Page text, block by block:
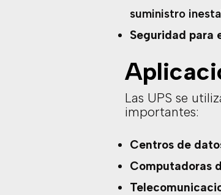
suministro
Seguridad para
Las UPS se
importantes:
Centros de
Computadoras